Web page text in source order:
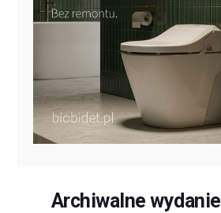
Archiwalne wydanie